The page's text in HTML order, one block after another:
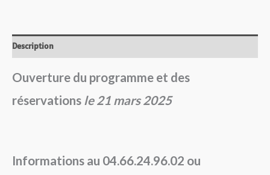
Description
Ouverture du programme et des
réservations le 21 mars 2025
Informations au 04.66.24.96.02 ou